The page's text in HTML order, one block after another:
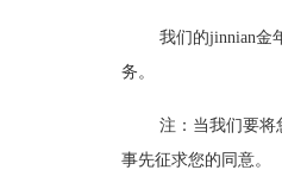
我们的jinnian金
务。
注：当我们要将
事先征求您的同意。